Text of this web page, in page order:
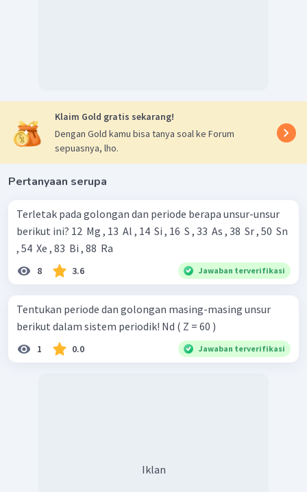
Klaim Gold gratis sekarang!
Dengan Gold kamu bisa tanya soal ke Forum
sepuasnya, lho.
Pertanyaan serupa
Terletak pada golongan dan periode berapa unsur-unsur
berikut ini? 12 ​ Mg , 13 ​ Al , 14 ​ Si , 16 ​ S , 33 ​ As , 38 ​ Sr , 50 ​ Sn
, 54 ​ Xe , 83 ​ Bi , 88 ​ Ra
8 3.6 Jawaban terverifikasi
Tentukan periode dan golongan masing-masing unsur
berikut dalam sistem periodik! Nd ( Z = 60 )
1 0.0 Jawaban terverifikasi
Iklan